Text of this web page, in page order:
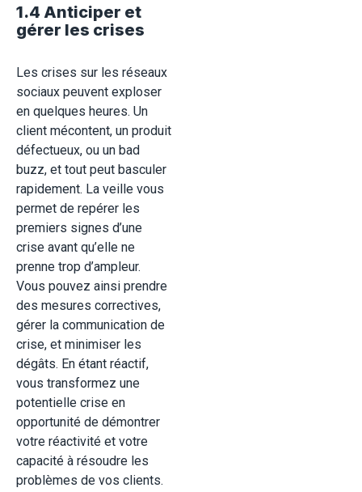
1.4 Anticiper et
gérer les crises
Les crises sur les réseaux
sociaux peuvent exploser
en quelques heures. Un
client mécontent, un produit
défectueux, ou un bad
buzz, et tout peut basculer
rapidement. La veille vous
permet de repérer les
premiers signes d’une
crise avant qu’elle ne
prenne trop d’ampleur.
Vous pouvez ainsi prendre
des mesures correctives,
gérer la communication de
crise, et minimiser les
dégâts. En étant réactif,
vous transformez une
potentielle crise en
opportunité de démontrer
votre réactivité et votre
capacité à résoudre les
problèmes de vos clients.